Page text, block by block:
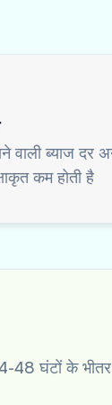
वाली ब्याज दर
कम होती है
48 घंटों के